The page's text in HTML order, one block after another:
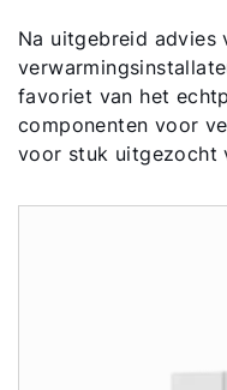
Na uitgebreid advies
favoriet van het
componenten voor
voor stuk uitgezocht